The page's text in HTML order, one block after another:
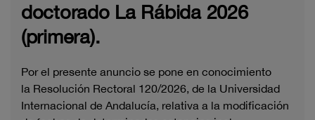
doctorado La Rábida 2026
(primera).
Por el presente anuncio se pone en conocimiento
la Resolución Rectoral 120/2026, de la Universidad
Internacional de Andalucía, relativa a la modificación